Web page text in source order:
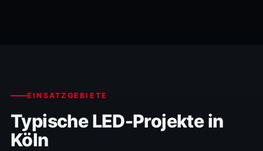
EINSATZGEBIETE
Typische LED-Projekte in
Köln